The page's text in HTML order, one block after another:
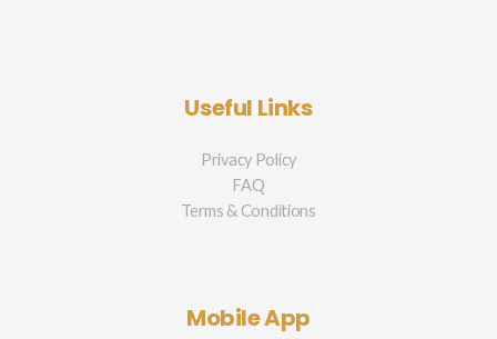
Useful Links
Privacy Policy
FAQ
Terms & Conditions
Mobile App